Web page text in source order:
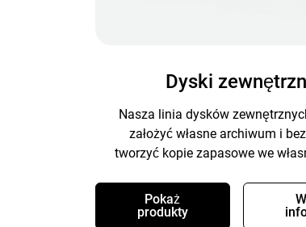
Dyski
Nasza linia dysków
założyć własne archiwum i
tworzyć kopie zapasowe we
Pokaż
produkty